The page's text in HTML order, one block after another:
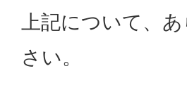
上記について、
さい。